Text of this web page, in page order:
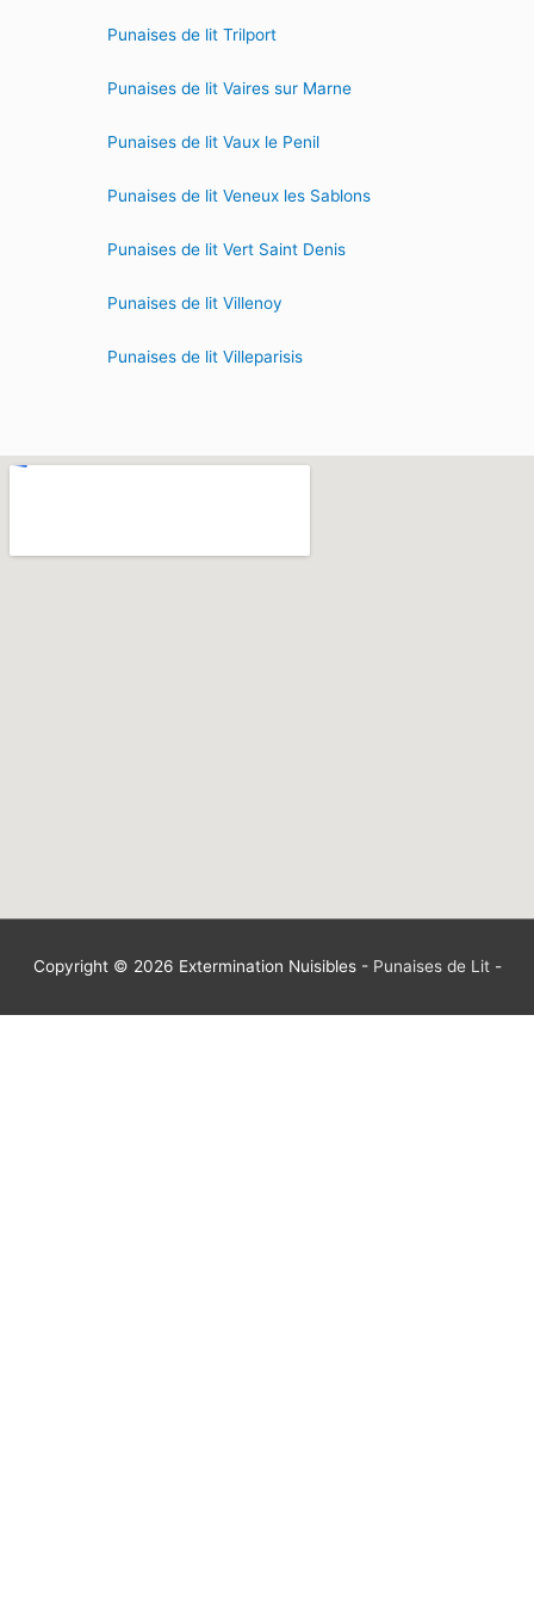
Punaises de lit Trilport
Punaises de lit Vaires sur Marne
Punaises de lit Vaux le Penil
Punaises de lit Veneux les Sablons
Punaises de lit Vert Saint Denis
Punaises de lit Villenoy
Punaises de lit Villeparisis
Copyright © 2026 Extermination Nuisibles- Punaises de Lit-